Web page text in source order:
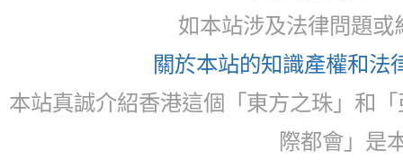
如本站涉及法律問題
關於本站的知識產權和法
本站真誠介紹香港這個「東方之珠」和
際都會」是